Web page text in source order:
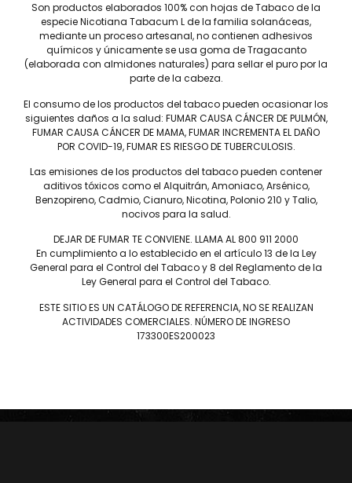
GRIFFIN'S
HOYO DE MONTERREY
LEÓN JIMENES
IMPERIALES
PRÍNCIPES
MY FATHER
FLOR DE LAS ANTILLAS
CASA 1910
DIESEL
DON PEPIN
SAMPLERS
RANKING 2024
RANKING 2025
EDICIONES LIMITADAS
ACCESORIOS
Conócenos
Nosotros
Sucursales
Información
Son productos elaborados 100% con hojas de Tabaco de la
especie Nicotiana Tabacum L de la familia solanáceas,
mediante un proceso artesanal, no contienen adhesivos
químicos y únicamente se usa goma de Tragacanto
(elaborada con almidones naturales) para sellar el puro por la
parte de la cabeza.
El consumo de los productos del tabaco pueden ocasionar los
siguientes daños a la salud: FUMAR CAUSA CÁNCER DE PULMÓN,
FUMAR CAUSA CÁNCER DE MAMA, FUMAR INCREMENTA EL DAÑO
POR COVID-19, FUMAR ES RIESGO DE TUBERCULOSIS.
Las emisiones de los productos del tabaco pueden contener
aditivos tóxicos como el Alquitrán, Amoniaco, Arsénico,
Benzopireno, Cadmio, Cianuro, Nicotina, Polonio 210 y Talio,
nocivos para la salud.
DEJAR DE FUMAR TE CONVIENE. LLAMA AL 800 911 2000
En cumplimiento a lo establecido en el artículo 13 de la Ley
General para el Control del Tabaco y 8 del Reglamento de la
Ley General para el Control del Tabaco.
ESTE SITIO ES UN CATÁLOGO DE REFERENCIA, NO SE REALIZAN
ACTIVIDADES COMERCIALES. NÚMERO DE INGRESO
173300ES200023